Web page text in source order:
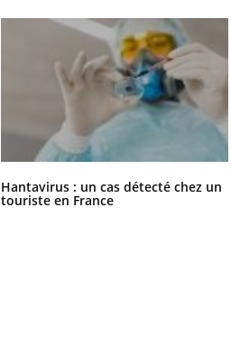
Hantavirus : un cas détecté chez un
touriste en France